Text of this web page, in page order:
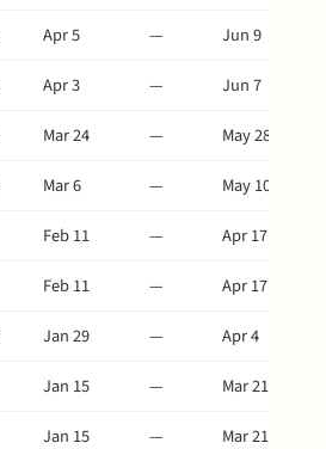
Apr 5 —
Jun 9
Apr 3 —
Jun 7
Mar 24 —
May 28
Mar 6 —
May 10
Feb 11 —
Apr 17
Feb 11 —
Apr 17
Jan 29 —
Apr 4
Jan 15 —
Mar 21
Jan 15 — Mar 21